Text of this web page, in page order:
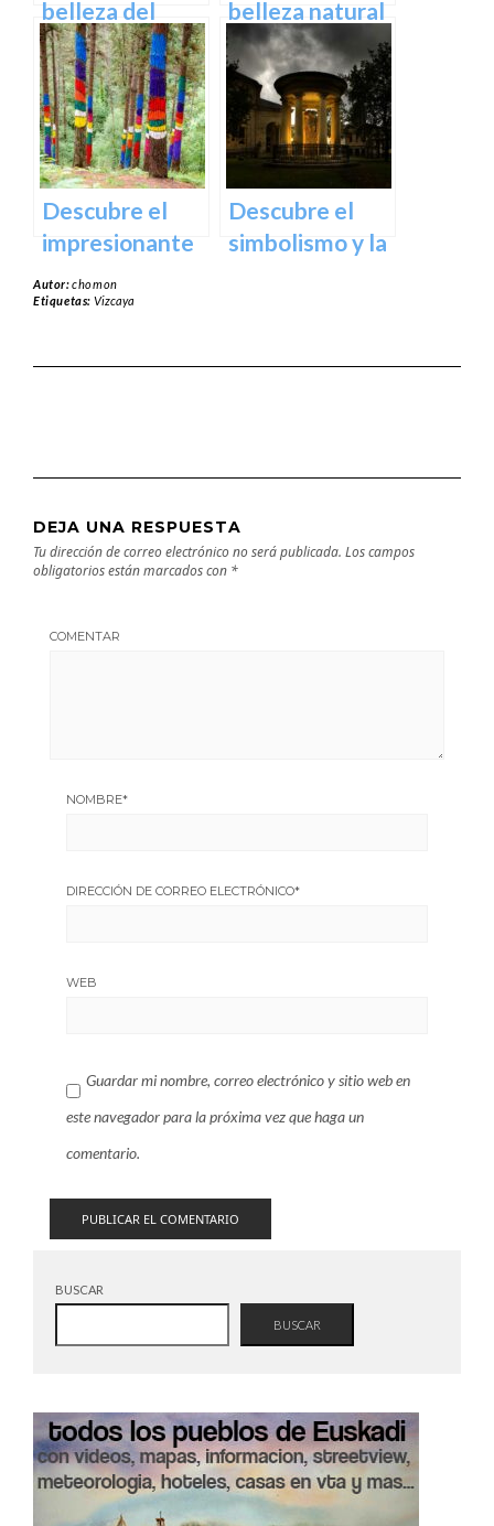
belleza del
Santuario de
Arantzazu en
Guipuzcoa –
Guía turística y
cultural
belleza natural
del Parque
Natural de
Aralar en tu
próxima
escapada
Descubre el
impresionante
arte natural del
Bosque de Oma
Descubre el
simbolismo y la
Vizcaya
Autor:chomon
Etiquetas: Vizcaya
DEJA UNA RESPUESTA
Tu dirección de correo electrónico no será publicada. Los campos
obligatorios están marcados con *
COMENTAR
NOMBRE*
DIRECCIÓN DE CORREO ELECTRÓNICO*
WEB
Guardar mi nombre, correo electrónico y sitio web en
este navegador para la próxima vez que haga un
comentario.
BUSCAR
BUSCAR